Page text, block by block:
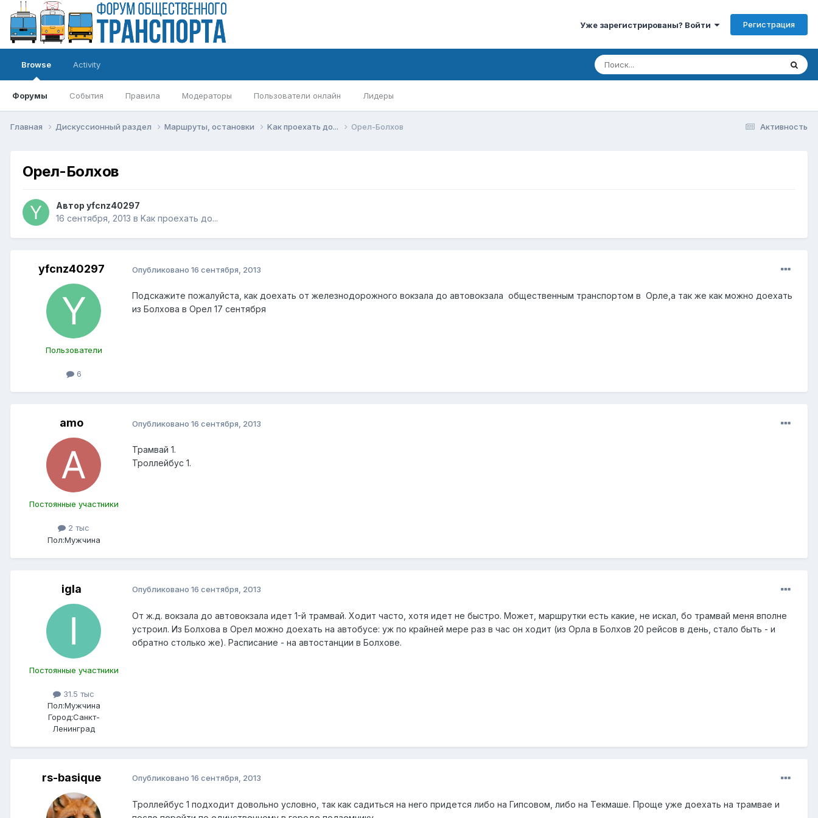
Уже зарегистрированы? Войти Регистрация
Browse
Форумы События Правила Модераторы Пользователи онлайн Лидеры
Activity
Активность
Главная Дискуссионный раздел Маршруты, остановки Kак проехать до... Орел-Болхов
Орел-Болхов
Автор yfcnz40297
16 сентября, 2013 в Kак проехать до...
yfcnz40297
Пользователи
6
Опубликовано 16 сентября, 2013
Подскажите пожалуйста, как доехать от железнодорожного вокзала до автовокзала общественным транспортом в Орле,а так же как можно доехать
из Болхова в Орел 17 сентября
amo
Постоянные участники
2 тыс
Пол:Мужчина
Опубликовано 16 сентября, 2013
Трамвай 1.
Троллейбус 1.
igla
Постоянные участники
31.5 тыс
Пол:Мужчина
Город:Санкт-
Ленинград
Опубликовано 16 сентября, 2013
От ж.д. вокзала до автовокзала идет 1-й трамвай. Ходит часто, хотя идет не быстро. Может, маршрутки есть какие, не искал, бо трамвай меня вполне
устроил. Из Болхова в Орел можно доехать на автобусе: уж по крайней мере раз в час он ходит (из Орла в Болхов 20 рейсов в день, стало быть - и
обратно столько же). Расписание - на автостанции в Болхове.
rs-basique Опубликовано 16 сентября, 2013
Троллейбус 1 подходит довольно условно, так как садиться на него придется либо на Гипсовом, либо на Текмаше. Проще уже доехать на трамвае и